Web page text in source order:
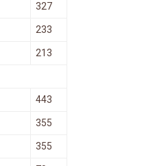
327
233
213
443
355
355